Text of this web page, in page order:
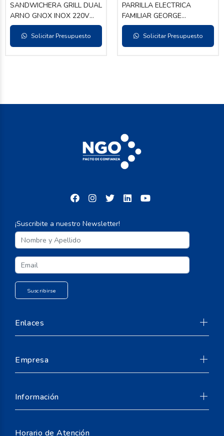
SANDWICHERA GRILL DUAL
ARNO GNOX INOX 220V
1100 W
Solicitar Presupuesto
PARRILLA ELECTRICA
FAMILIAR GEORGE
FOREMAN GFO3320S-CL 15
PORCIONES 2000W + ADAP
Solicitar Presupuesto
¡Suscribite a nuestro Newsletter!
Enlaces
Empresa
Información
Horario de Atención